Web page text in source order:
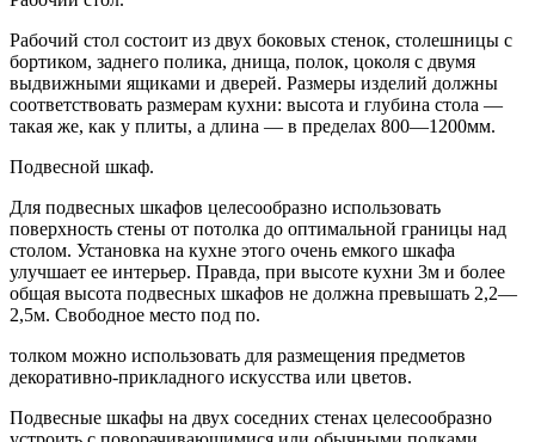
Рабочий стол состоит из двух боковых стенок, столешницы с
бортиком, заднего полика, днища, полок, цоколя с двумя
выдвижными ящиками и дверей. Размеры изделий должны
соответствовать размерам кухни: высота и глубина стола —
такая же, как у плиты, а длина — в пределах 800—1200мм.
Подвесной шкаф.
Для подвесных шкафов целесообразно использовать
поверхность стены от потолка до оптимальной границы над
столом. Установка на кухне этого очень емкого шкафа
улучшает ее интерьер. Правда, при высоте кухни 3м и более
общая высота подвесных шкафов не должна превышать 2,2—
2,5м. Свободное место под по.
толком можно использовать для размещения предметов
декоративно-прикладного искусства или цветов.
Подвесные шкафы на двух соседних стенах целесообразно